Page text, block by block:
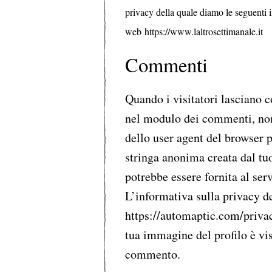
privacy della quale diamo le
webhttps://www.laltrosettimanale.it
Commenti
Quando i visitatori lasciano
nel modulo dei commenti,
dello user agent del
stringa anonima creata dal
potrebbe essere fornita al
L’informativa sulla privacy
https://automaptic.com/
tua immagine del profilo è
commento.